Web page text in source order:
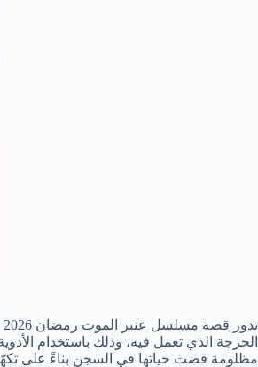
الحرجة الذي تعمل فيه، وذلك باستخدام
مظلومة قضت حياتها في السجن بناءً على